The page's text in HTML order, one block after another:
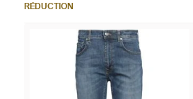
RÉDUCTION